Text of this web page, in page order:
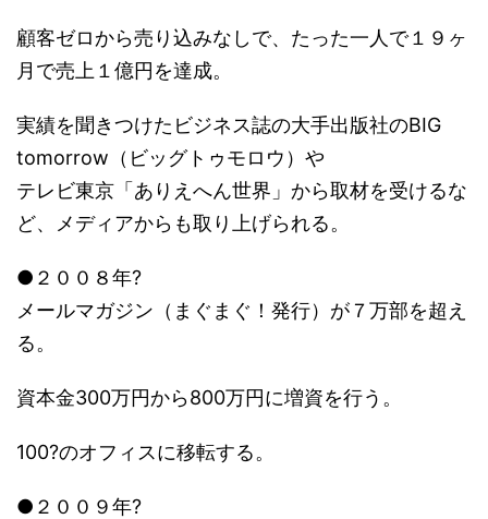
顧客ゼロから売り込みなしで、たった一人で１９ヶ
月で売上１億円を達成。
実績を聞きつけたビジネス誌の大手出版社のBIG
tomorrow（ビッグトゥモロウ）や
テレビ東京「ありえへん世界」から取材を受けるな
ど、メディアからも取り上げられる。
●２００８年?
メールマガジン（まぐまぐ！発行）が７万部を超え
る。
資本金300万円から800万円に増資を行う。
100?のオフィスに移転する。
●２００９年?